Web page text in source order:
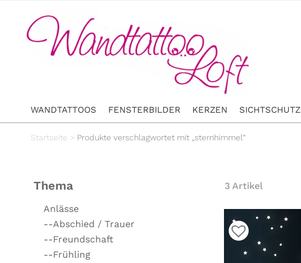
WANDTATTOOS FENSTERBILDER KERZEN SICHTSCHUTZ
Startseite > Produkte verschlagwortet mit „sternhimmel“
Thema
Anlässe
--Abschied / Trauer
--Freundschaft
--Frühling
3 Artikel